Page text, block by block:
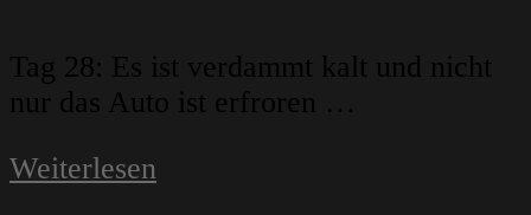
Tag 28: Es ist verdammt kalt und nicht
nur das Auto ist erfroren …
Weiterlesen